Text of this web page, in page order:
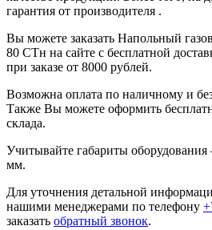
гарантия от производителя .
Вы можете заказать Напольный
80 СТн на сайте с бесплатной
при заказе от 8000 рублей.
Возможна оплата по наличному и
Также Вы можете оформить
склада.
Учитывайте габариты
мм.
Для уточнения детальной
нашими менеджерами по телефону
заказать обратный звонок.